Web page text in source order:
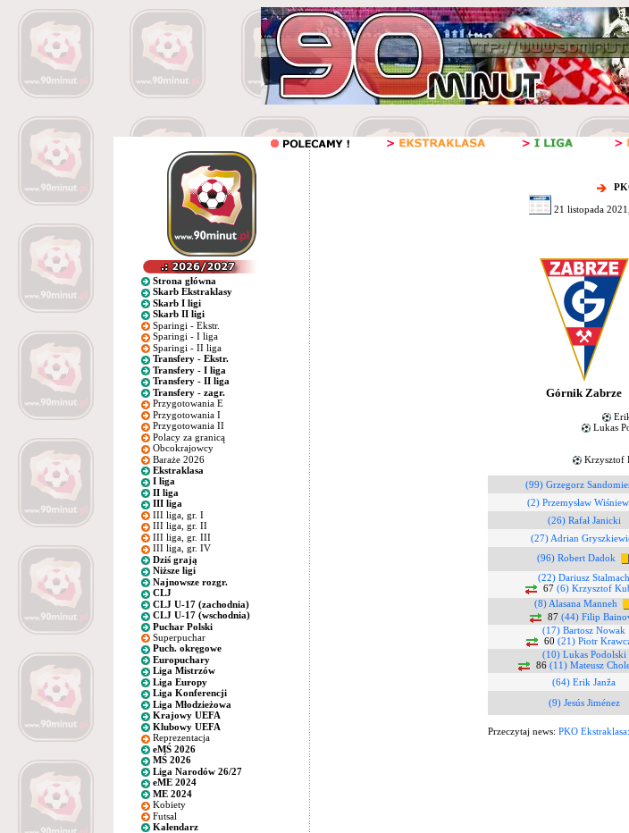
Strona główna
Skarb Ekstraklasy
Skarb I ligi
Skarb II ligi
Sparingi - Ekstr.
Sparingi - I liga
Sparingi - II liga
Transfery - Ekstr.
Transfery - I liga
Transfery - II liga
Transfery - zagr.
Przygotowania E
Przygotowania I
Przygotowania II
Polacy za granicą
Obcokrajowcy
Baraże 2026
Ekstraklasa
I liga
II liga
III liga
III liga, gr. I
III liga, gr. II
III liga, gr. III
III liga, gr. IV
Dziś grają
Niższe ligi
Najnowsze rozgr.
CLJ
CLJ U-17 (zachodnia)
CLJ U-17 (wschodnia)
Puchar Polski
Superpuchar
Puch. okręgowe
Europuchary
Liga Mistrzów
Liga Europy
Liga Konferencji
Liga Młodzieżowa
Krajowy UEFA
Klubowy UEFA
Reprezentacja
eMŚ 2026
MŚ 2026
Liga Narodów 26/27
eME 2024
ME 2024
Kobiety
Futsal
Kalendarz
21 listopada
Górnik Zabrze
Lukas
Krzysztof
(99) Grzegorz
(2) Przemysław
(26) Rafał Janicki
(27) Adrian
(96) Robert Dadok
(22) Dariusz Stalmach
67 (6) Krzysztof
(8) Alasana Manneh
87 (44) Filip
(17) Bartosz Nowak
60 (21) Piotr
(10) Lukas Podolski
86 (11) Mateusz
(64) Erik Janža
(9) Jesús Jiménez
Przeczytaj news: PKO